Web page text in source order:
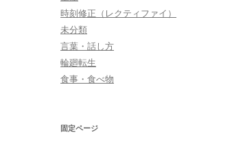
時刻修正（レクティファイ）
未分類
言葉・話し方
輪廻転生
食事・食べ物
固定ページ